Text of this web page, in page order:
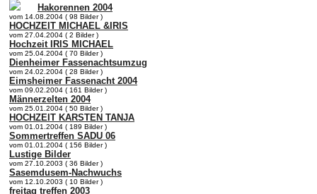
Hakorennen 2004
vom 14.08.2004 ( 98 Bilder )
HOCHZEIT MICHAEL &IRIS
vom 27.04.2004 ( 2 Bilder )
Hochzeit IRIS MICHAEL
vom 25.04.2004 ( 70 Bilder )
Dienheimer Fassenachtsumzug
vom 24.02.2004 ( 28 Bilder )
Eimsheimer Fassenacht 2004
vom 09.02.2004 ( 161 Bilder )
Männerzelten 2004
vom 25.01.2004 ( 50 Bilder )
HOCHZEIT KARSTEN TANJA
vom 01.01.2004 ( 189 Bilder )
Sommertreffen SADU 06
vom 01.01.2004 ( 156 Bilder )
Lustige Bilder
vom 27.10.2003 ( 36 Bilder )
Sasemdusem-Nachwuchs
vom 12.10.2003 ( 10 Bilder )
freitag treffen 2003